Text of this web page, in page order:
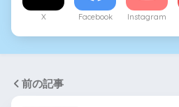
X Facebook Instagram
前の記事